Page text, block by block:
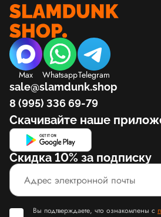
Max WhatsappTelegram
sale@slamdunk.shop
8 (995) 336 69-79
Скачивайте наше
Скидка 10% за подписку
Вы подтверждаете, что ознакомлены с